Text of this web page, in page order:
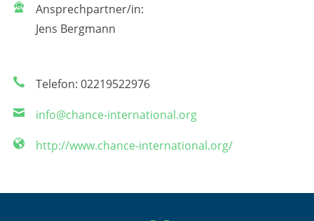
Ansprechpartner/in:
Jens Bergmann
Telefon: 02219522976
info@chance-international.org
http://www.chance-international.org/